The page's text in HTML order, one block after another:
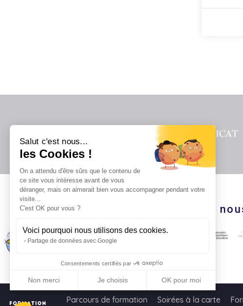
Salut c'est nous...
les Cookies !
On a attendu d'être sûrs que le contenu de
ce site vous intéresse avant de vous
déranger, mais on aimerait bien vous accompagner pendant votre
visite...
C'est OK pour vous ?
Voici pourquoi nous utilisons des cookies.
Partage de données avec Google
Consentements certifiés par
Non merci Je choisis OK pour moi
Plateforme de Gestion du Consentement : Personnalisez vos
Ils
Parcours de formation Soirées à la carte